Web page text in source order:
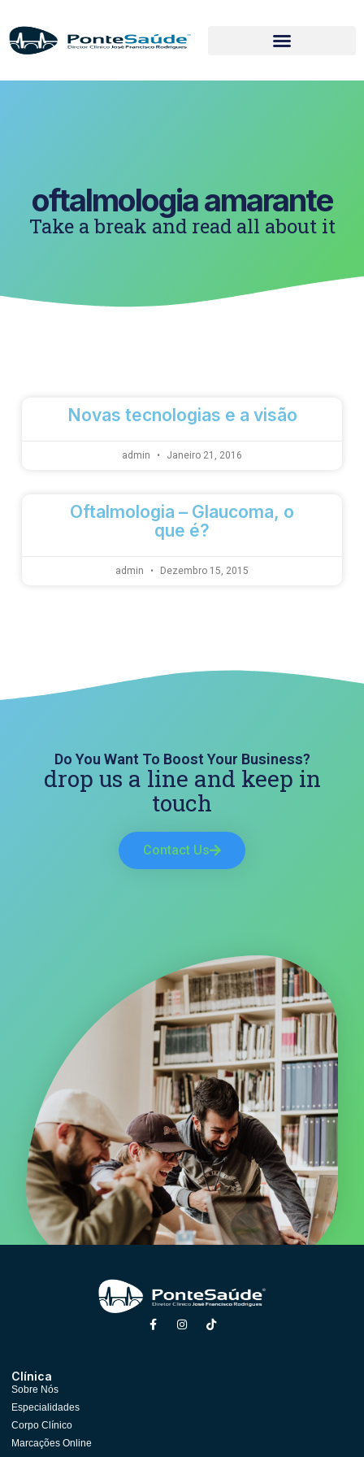
oftalmologia amarante
Take a break and read all about it
Novas tecnologias e a visão
admin Janeiro 21, 2016
Oftalmologia – Glaucoma, o
que é?
admin Dezembro 15, 2015
Do You Want To Boost Your Business?
drop us a line and keep in
touch
Contact Us
Clínica
Sobre Nós
Especialidades
Corpo Clínico
Marcações Online